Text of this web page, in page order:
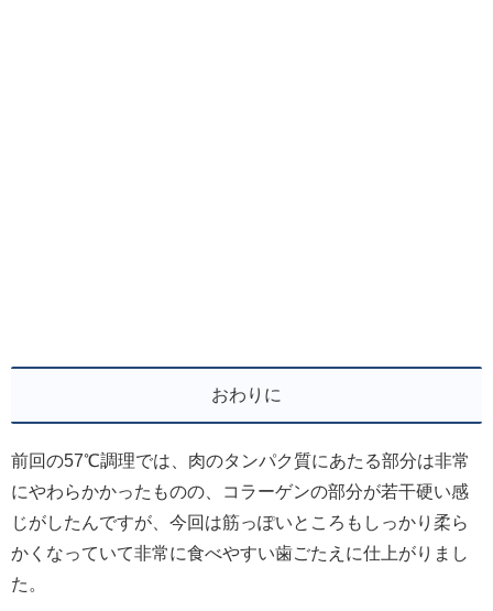
おわりに
前回の57℃調理では、肉のタンパク質にあたる部分は非常
にやわらかかったものの、コラーゲンの部分が若干硬い感
じがしたんですが、今回は筋っぽいところもしっかり柔ら
かくなっていて非常に食べやすい歯ごたえに仕上がりまし
た。